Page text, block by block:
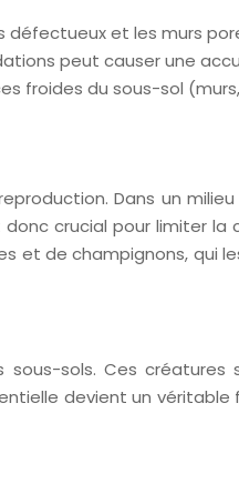
défectueux et les murs
peut causer une
froides du sous-sol
Dans un
crucial pour limiter
de champignons, qui
sols. Ces
devient un